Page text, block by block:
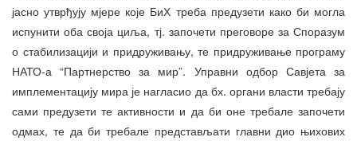
јасно утврђују мјере које БиХ треба предузети како би могла
испунити оба своја циља, тј. започети преговоре за Споразум
о стабилизацији и придруживању, те придруживање програму
НАТО-а “Партнерство за мир”. Управни одбор Савјета за
имплементацију мира је нагласио да бх. органи власти требају
сами предузети те активности и да би оне требале започети
одмах, те да би требале представљати главни дио њихових